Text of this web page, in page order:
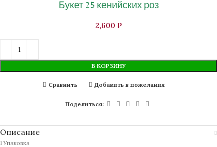
Букет 25 кенийских роз
₽
В КОРЗИНУ
Сравнить Добавить в пожелания
Поделиться:
Описание
1 Упаковка